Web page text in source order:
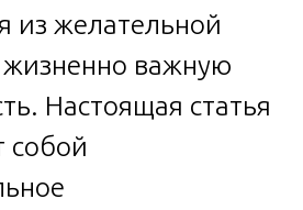
из желательной
важную
Настоящая статья
собой